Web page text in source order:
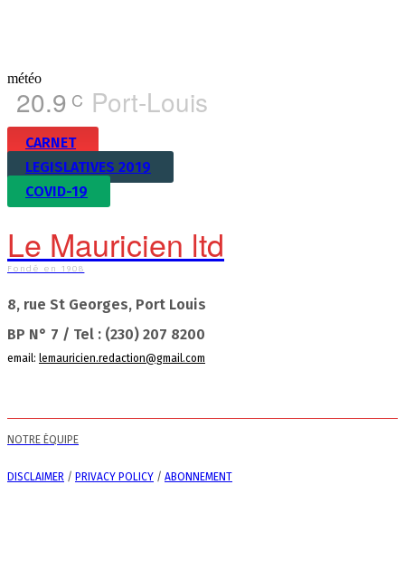
météo
20.9 C Port-Louis
CARNET
LEGISLATIVES 2019
COVID-19
Le Mauricien ltd
Fondé en 1908
8, rue St Georges, Port Louis
BP N° 7 / Tel : (230) 207 8200
email: lemauricien.redaction@gmail.com
NOTRE ÉQUIPE
DISCLAIMER / PRIVACY POLICY / ABONNEMENT